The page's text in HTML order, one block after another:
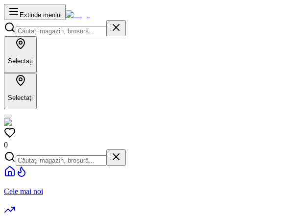
Extinde meniul
Selectați
Selectați
0
Cele mai noi